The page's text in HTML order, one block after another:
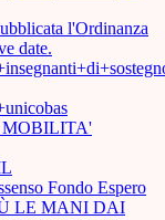
l'Ordinanza
date.
MOBILITA'
Fondo Espero
LE MANI DAI